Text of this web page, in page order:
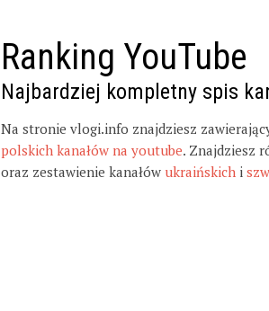
Ranking YouTube
Najbardziej kompletny spis
Na stronie vlogi.info znajdziesz
polskich kanałów na youtube. Znajdziesz
oraz zestawienie kanałów ukraińskich i